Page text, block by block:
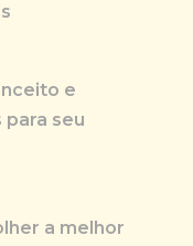
e
seu
a melhor